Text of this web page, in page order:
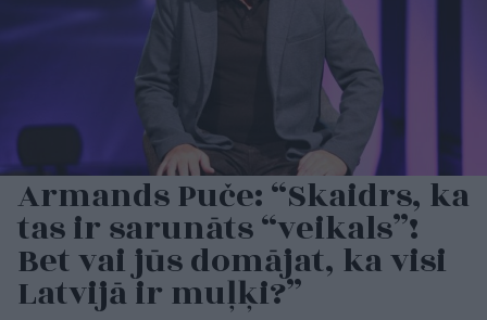
Armands Puče: “Skaidrs, ka
tas ir sarunāts “veikals”!
Bet vai jūs domājat, ka visi
Latvijā ir muļķi?”